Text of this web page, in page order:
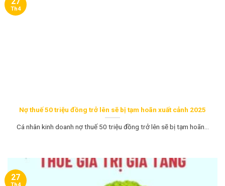
Nợ thuế 50 triệu đồng trở lên sẽ bị tạm hoãn xuất cảnh 2025
Cá nhân kinh doanh nợ thuế 50 triệu đồng trở lên sẽ bị tạm hoãn...
Th4
27